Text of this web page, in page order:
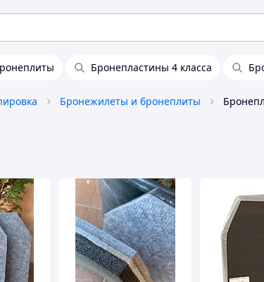
Бронепластины 4 класса
Бронежилеты и бронеплиты